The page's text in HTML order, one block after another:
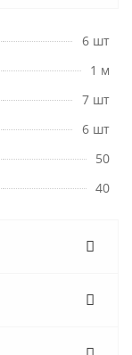
6 шт
1 м
7 шт
6 шт
50
40